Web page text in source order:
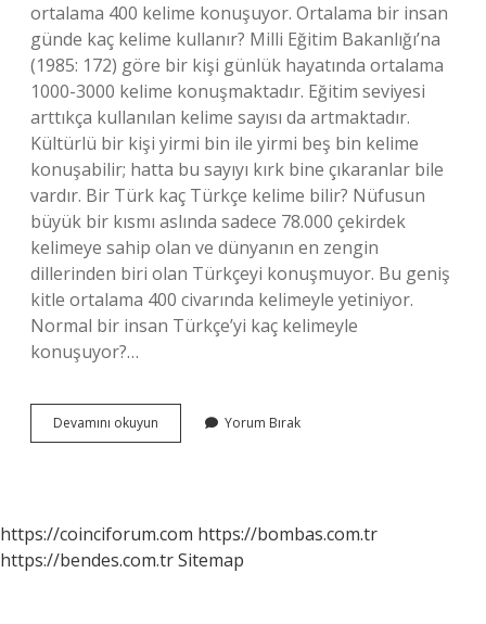
ortalama 400 kelime konuşuyor. Ortalama bir insan
günde kaç kelime kullanır? Milli Eğitim Bakanlığı’na
(1985: 172) göre bir kişi günlük hayatında ortalama
1000-3000 kelime konuşmaktadır. Eğitim seviyesi
arttıkça kullanılan kelime sayısı da artmaktadır.
Kültürlü bir kişi yirmi bin ile yirmi beş bin kelime
konuşabilir; hatta bu sayıyı kırk bine çıkaranlar bile
vardır. Bir Türk kaç Türkçe kelime bilir? Nüfusun
büyük bir kısmı aslında sadece 78.000 çekirdek
kelimeye sahip olan ve dünyanın en zengin
dillerinden biri olan Türkçeyi konuşmuyor. Bu geniş
kitle ortalama 400 civarında kelimeyle yetiniyor.
Normal bir insan Türkçe’yi kaç kelimeyle
konuşuyor?…
Devamını okuyun Ortalama
Bir
Kullanır
Yorum Bırak
https://coinciforum.com https://bombas.com.tr
https://bendes.com.trSitemap